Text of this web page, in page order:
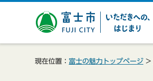
富士市 いただきへの、は
じまり
現在位置： 富士の魅力トップページ >